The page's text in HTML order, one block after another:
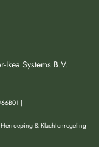
Ikea Systems B.V.
|
Herroeping & Klachtenregeling |